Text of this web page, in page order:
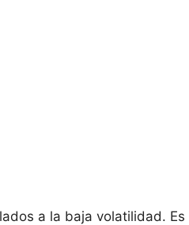
a la baja volatilidad.